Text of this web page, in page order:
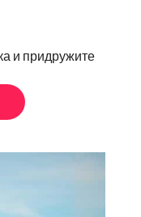
и придружите